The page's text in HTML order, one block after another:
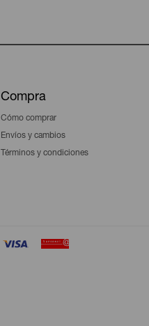
Compra
Cómo comprar
Envíos y cambios
Términos y condiciones